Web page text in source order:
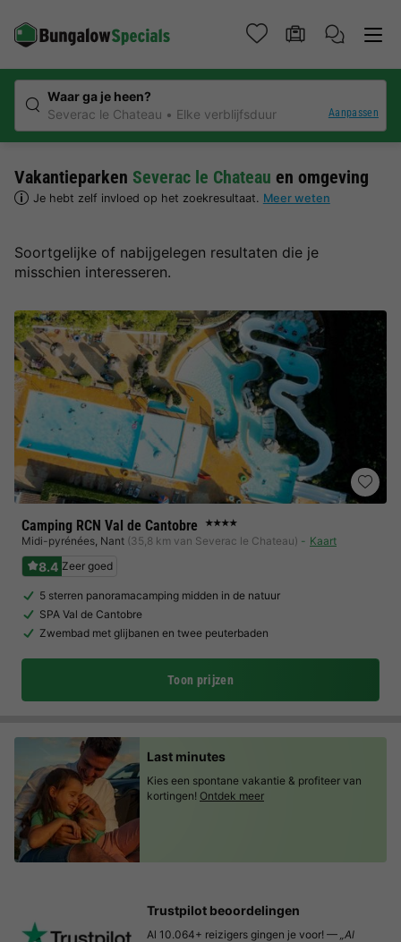
Waar ga je heen?
Severac le Chateau
Elke verblijfsduur Aanpassen
Vakantieparken Severac le Chateau en omgeving
Je hebt zelf invloed op het zoekresultaat. Meer weten
Soortgelijke of nabijgelegen resultaten die je
misschien interesseren.
Camping RCN Val de Cantobre ★★★★
Midi-pyrénées, Nant (35,8 km van Severac le Chateau) Kaart
8.4 Zeer goed
5 sterren panoramacamping midden in de natuur
SPA Val de Cantobre
Zwembad met glijbanen en twee peuterbaden
Toon prijzen
Last minutes
Kies een spontane vakantie & profiteer van
kortingen! Ontdek meer
Trustpilot beoordelingen
Al 10.064+ reizigers gingen je voor! — „Al